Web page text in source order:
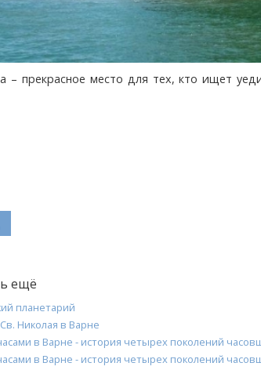
– прекрасное место для тех, кто ищет
ещё
планетарий
Николая в Варне
в Варне - история четырех поколений
в Варне - история четырех поколений